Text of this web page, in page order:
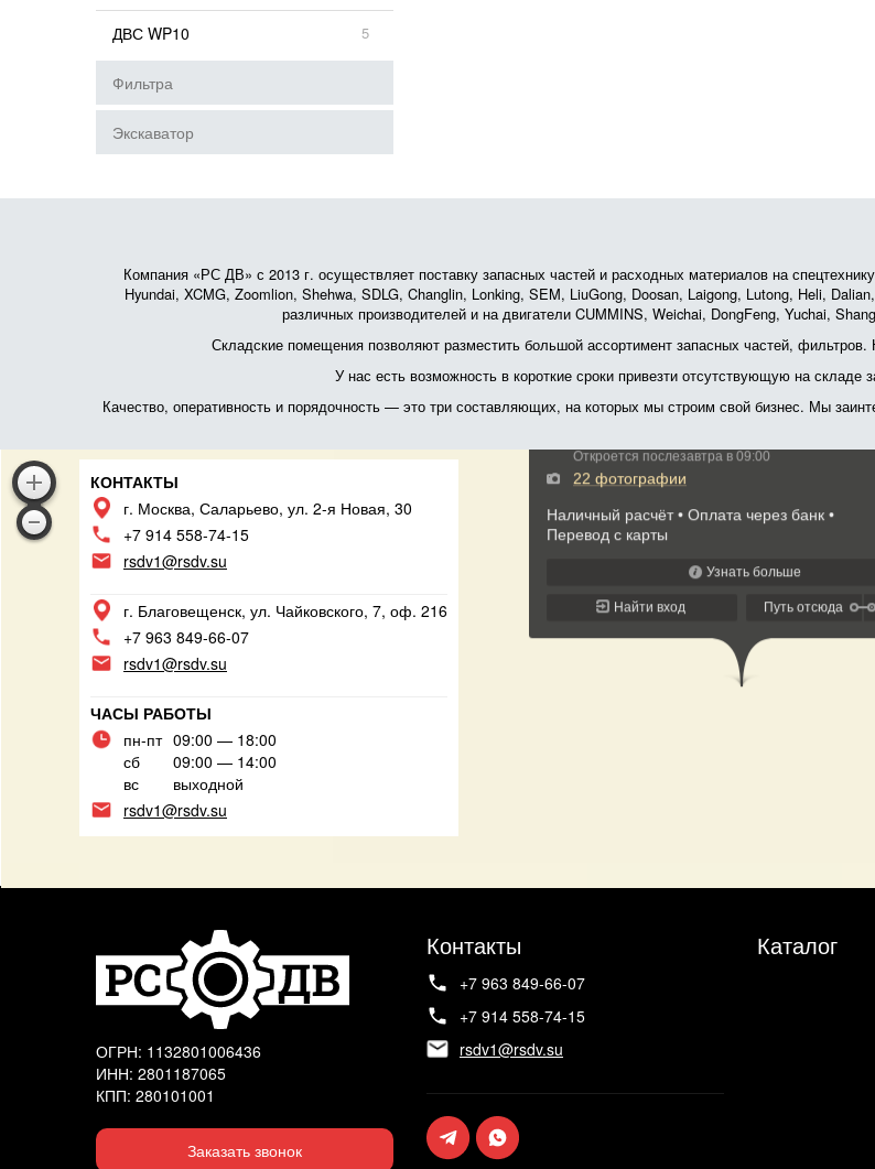
ДВС WP10 5
Фильтра
Экскаватор
Компания «РС ДВ» с 2013 г. осуществляет поставку запасных частей и расходных материалов на
Hyundai, XCMG, Zoomlion, Shehwa, SDLG, Changlin, Lonking, SEM, LiuGong, Doosan, Laigong, Lutong, Heli,
различных производителей и на двигатели CUMMINS, Weichai, DongFeng, Yuchai,
Складские помещения позволяют разместить большой ассортимент запасных частей,
У нас есть возможность в короткие сроки привезти отсутствующую на складе
Качество, оперативность и порядочность — это три составляющих, на которых мы строим свой бизнес. Мы
КОНТАКТЫ
г. Москва, Саларьево, ул. 2-я Новая, 30
+7 914 558-74-15
rsdv1@rsdv.su
г. Благовещенск, ул. Чайковского, 7, оф. 216
+7 963 849-66-07
rsdv1@rsdv.su
ЧАСЫ РАБОТЫ
пн-пт 09:00 — 18:00
сб
09:00 — 14:00
вс
выходной
rsdv1@rsdv.su
ОГРН: 1132801006436
ИНН: 2801187065
КПП: 280101001
Заказать звонок
Контакты
+7 963 849-66-07
+7 914 558-74-15
rsdv1@rsdv.su
Каталог